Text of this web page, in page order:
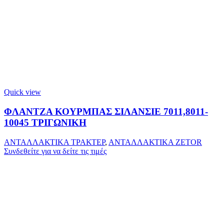
Quick view
ΦΛΑΝΤΖΑ ΚΟΥΡΜΠΑΣ ΣΙΛΑΝΣΙΕ 7011,8011-
10045 ΤΡΙΓΩΝΙΚΗ
ΑΝΤΑΛΛΑΚΤΙΚΑ ΤΡΑΚΤΕΡ, ΑΝΤΑΛΛΑΚΤΙΚΑ ZETOR
Συνδεθείτε για να δείτε τις τιμές